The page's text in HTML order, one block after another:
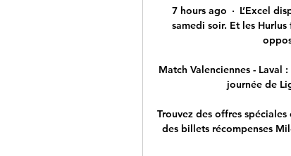
7 hours ago · L’Excel
samedi soir. Et les
Match Valenciennes - Laval
journée de
Trouvez des offres
des billets récompenses